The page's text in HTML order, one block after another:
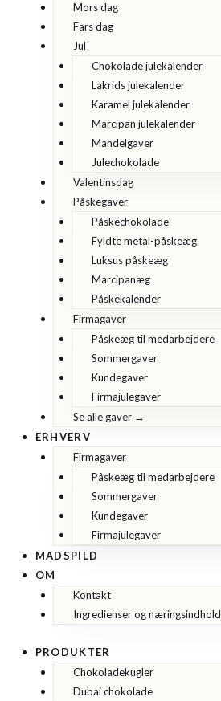
Mors dag
Fars dag
Jul
Chokolade julekalender
Lakrids julekalender
Karamel julekalender
Marcipan julekalender
Mandelgaver
Julechokolade
Valentinsdag
Påskegaver
Påskechokolade
Fyldte metal-påskeæg
Luksus påskeæg
Marcipanæg
Påskekalender
Firmagaver
Påskeæg til medarbejdere
Sommergaver
Kundegaver
Firmajulegaver
Se alle gaver →
ERHVERV
Firmagaver
Påskeæg til medarbejdere
Sommergaver
Kundegaver
Firmajulegaver
MADSPILD
OM
Kontakt
Ingredienser og næringsindhold
PRODUKTER
Chokoladekugler
Dubai chokolade